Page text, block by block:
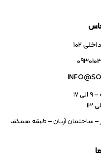
17
– ساختمان آریان – طبقه همکف